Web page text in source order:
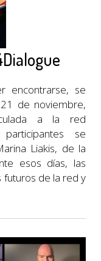
encontrarse, se
de noviembre,
a la red
se
Liakis, de la
esos días, las
futuros de la red y